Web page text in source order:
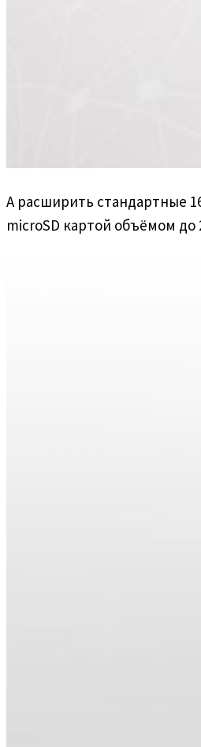
А расширить стандартные
microSD картой объёмом до